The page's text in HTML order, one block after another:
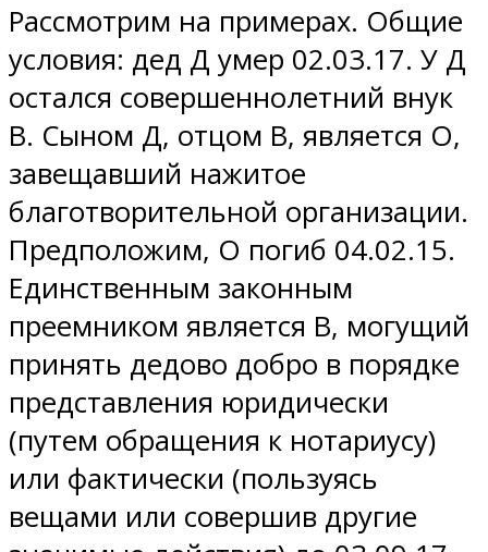
Рассмотрим на примерах. Общие
условия: дед Д умер 02.03.17. У Д
остался совершеннолетний внук
В. Сыном Д, отцом В, является О,
завещавший нажитое
благотворительной организации.
Предположим, О погиб 04.02.15.
Единственным законным
преемником является В, могущий
принять дедово добро в порядке
представления юридически
(путем обращения к нотариусу)
или фактически (пользуясь
вещами или совершив другие